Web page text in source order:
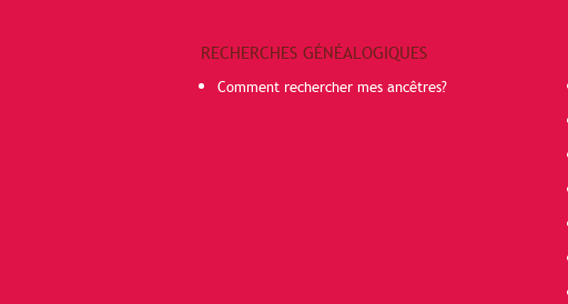
RECHERCHES GÉNÉALOGIQUES
Comment rechercher mes ancêtres?